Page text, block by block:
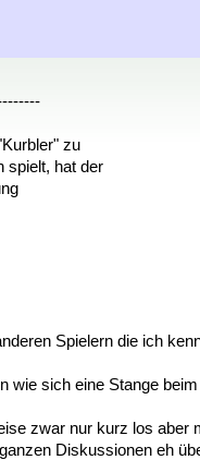
zu
spielt, hat der
Spielern die ich
wie sich eine Stange
zwar nur kurz los aber
Diskussionen eh